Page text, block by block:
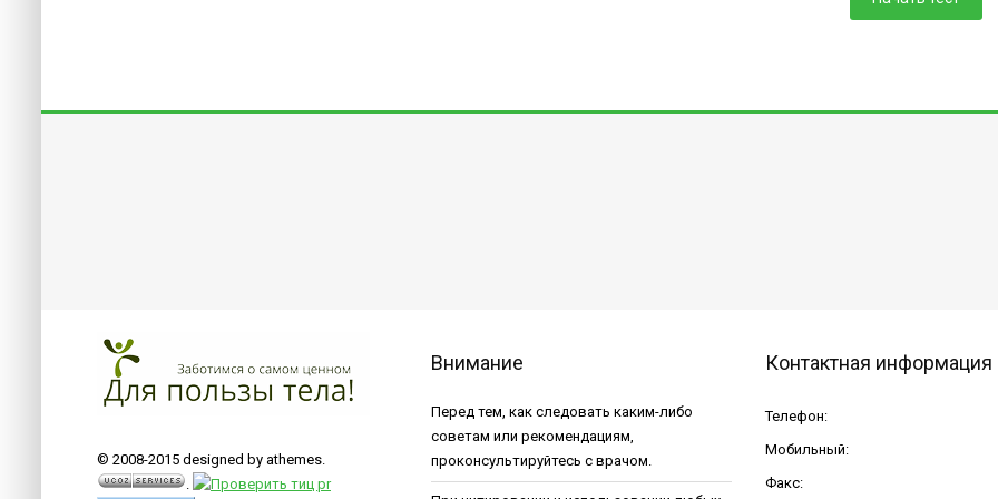
© 2008-2015 designed by athemes.
.
Внимание
Перед тем, как следовать каким-либо
советам или рекомендациям,
проконсультируйтесь с врачом.
Контактная информация
Телефон:
Мобильный:
Факс: